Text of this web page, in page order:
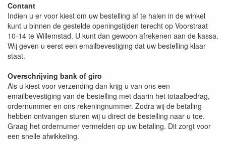
Contant
Indien u er voor kiest om uw bestelling af te halen in de winkel
kunt u binnen de gestelde openingstijden terecht op Voorstraat
10-14 te Willemstad. U kunt dan gewoon afrekenen aan de kassa.
Wij geven u eerst een emailbevestiging dat uw bestelling klaar
staat.
Overschrijving bank of giro
Als u kiest voor verzending dan krijg u van ons een
emailbevestiging van de bestelling met daarin het totaalbedrag,
ordernummer en ons rekeningnummer. Zodra wij de betaling
hebben ontvangen sturen wij u direct de bestelling naar u toe.
Graag het ordernumer vermelden op uw betaling. Dit zorgt voor
een snelle afwikkeling.